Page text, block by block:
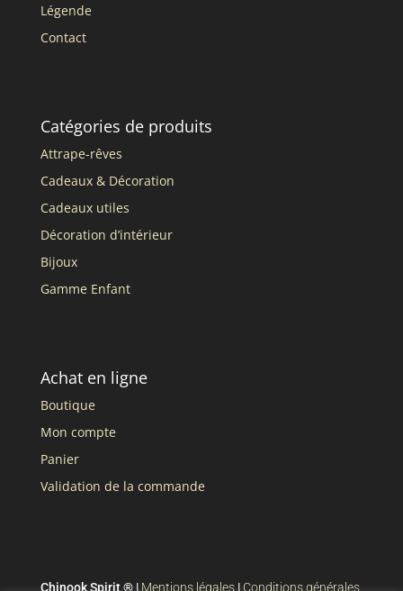
Légende
Contact
Catégories de produits
Attrape-rêves
Cadeaux & Décoration
Cadeaux utiles
Décoration d’intérieur
Bijoux
Gamme Enfant
Achat en ligne
Boutique
Mon compte
Panier
Validation de la commande
Chinook Spirit ® | Mentions légales| Conditions générales